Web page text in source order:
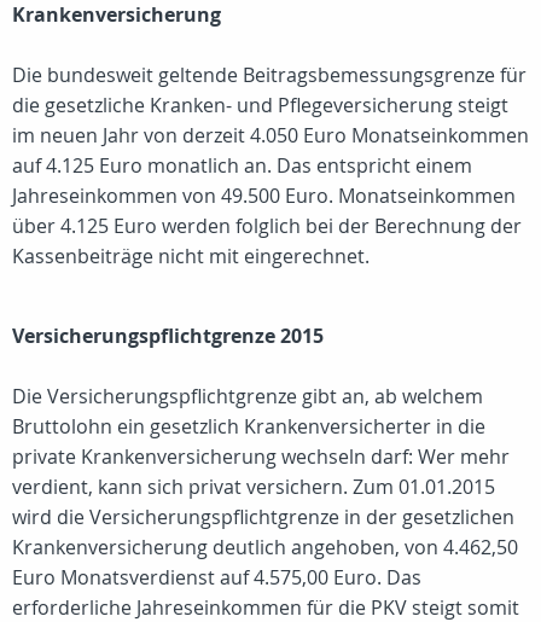
Krankenversicherung
Die bundesweit geltende Beitragsbemessungsgrenze für
die gesetzliche Kranken- und Pflegeversicherung steigt
im neuen Jahr von derzeit 4.050 Euro Monatseinkommen
auf 4.125 Euro monatlich an. Das entspricht einem
Jahreseinkommen von 49.500 Euro. Monatseinkommen
über 4.125 Euro werden folglich bei der Berechnung der
Kassenbeiträge nicht mit eingerechnet.
Versicherungspflichtgrenze 2015
Die Versicherungspflichtgrenze gibt an, ab welchem
Bruttolohn ein gesetzlich Krankenversicherter in die
private Krankenversicherung wechseln darf: Wer mehr
verdient, kann sich privat versichern. Zum 01.01.2015
wird die Versicherungspflichtgrenze in der gesetzlichen
Krankenversicherung deutlich angehoben, von 4.462,50
Euro Monatsverdienst auf 4.575,00 Euro. Das
erforderliche Jahreseinkommen für die PKV steigt somit